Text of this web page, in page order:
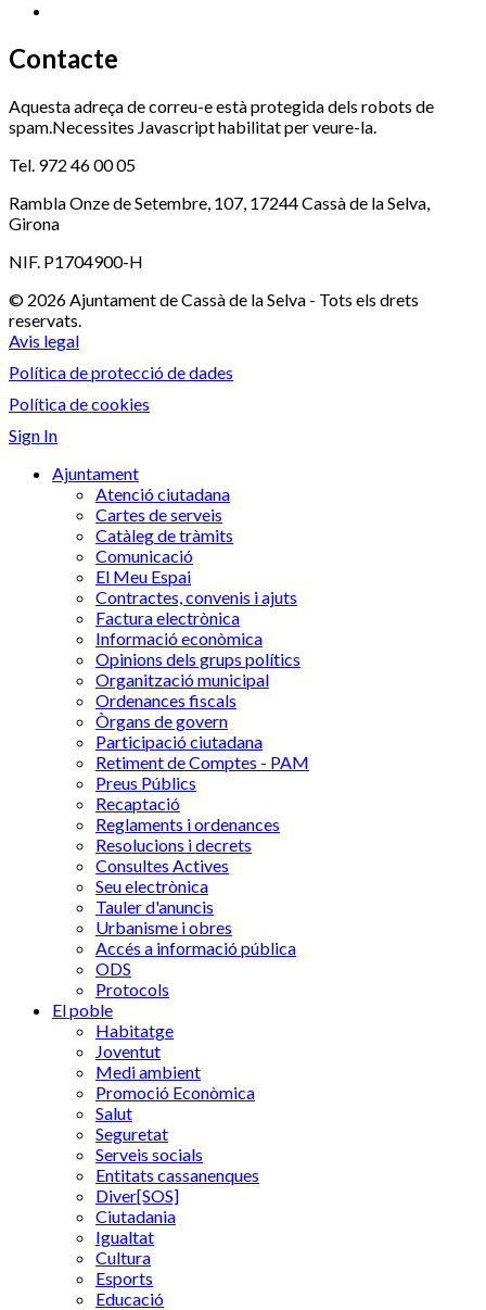
Contacte
Aquesta adreça de correu-e està protegida dels robots de
spam.Necessites Javascript habilitat per veure-la.
Tel. 972 46 00 05
Rambla Onze de Setembre, 107, 17244 Cassà de la Selva,
Girona
NIF. P1704900-H
© 2026 Ajuntament de Cassà de la Selva - Tots els drets
reservats.
Avis legal
Política de protecció de dades
Política de cookies
Sign In
Ajuntament
Atenció ciutadana
Cartes de serveis
Catàleg de tràmits
Comunicació
El Meu Espai
Contractes, convenis i ajuts
Factura electrònica
Informació econòmica
Opinions dels grups polítics
Organització municipal
Ordenances fiscals
Òrgans de govern
Participació ciutadana
Retiment de Comptes - PAM
Preus Públics
Recaptació
Reglaments i ordenances
Resolucions i decrets
Consultes Actives
Seu electrònica
Tauler d'anuncis
Urbanisme i obres
Accés a informació pública
ODS
Protocols
El poble
Habitatge
Joventut
Medi ambient
Promoció Econòmica
Salut
Seguretat
Serveis socials
Entitats cassanenques
Diver[SOS]
Ciutadania
Igualtat
Cultura
Esports
Educació